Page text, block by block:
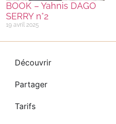
BOOK – Yahnis DAGO
SERRY n°2
19 avril 2025
Découvrir
Partager
Tarifs